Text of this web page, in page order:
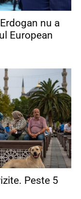
nu a
European
Peste 5